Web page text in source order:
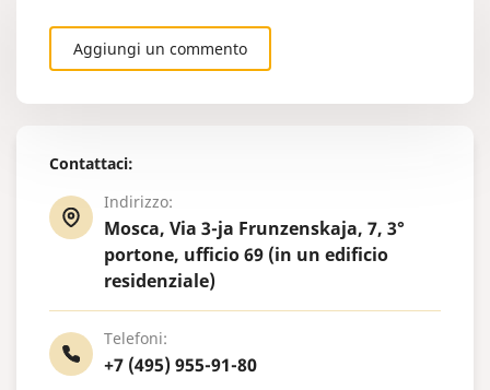
Contattaci:
Indirizzo:
Mosca, Via 3-ja Frunzenskaja, 7, 3°
portone, ufficio 69 (in un edificio
residenziale)
Telefoni:
+7 (495) 955-91-80
Aggiungi un commento